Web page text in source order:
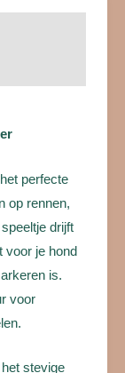
perfecte
op rennen,
drijft
voor je hond
is.
voor
stevige